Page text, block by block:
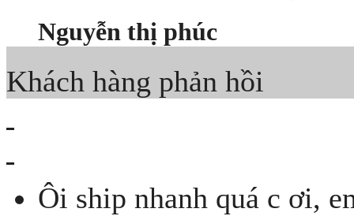
Nguyễn thị phúc
Khách hàng phản hồi
Ôi ship nhanh quá c ơi,